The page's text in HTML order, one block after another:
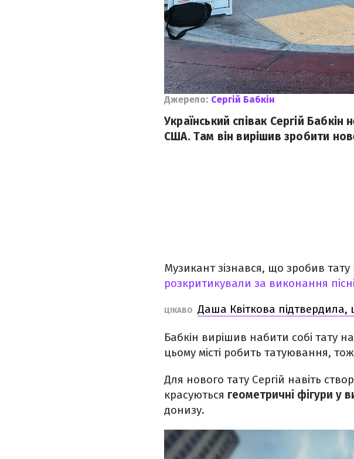
Джерело: Сергій Бабкін
Український співак Сергій
США. Там він вирішив зробити
Музикант зізнався, що зробив
розкритикували за виконання
ЦІКАВО Даша Квіткова підтвердила,
Бабкін вирішив набити собі тату
цьому місті робить татуювання,
Для нового тату Сергій навіть
красуються геометричні фігури у
донизу.